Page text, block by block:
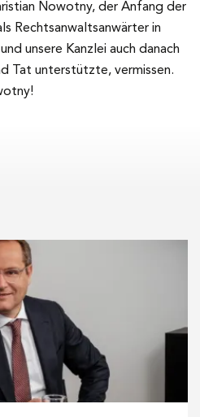
Nowotny, der Anfang der
Rechtsanwaltsanwärter in
unsere Kanzlei auch danach
Tat unterstützte, vermissen.